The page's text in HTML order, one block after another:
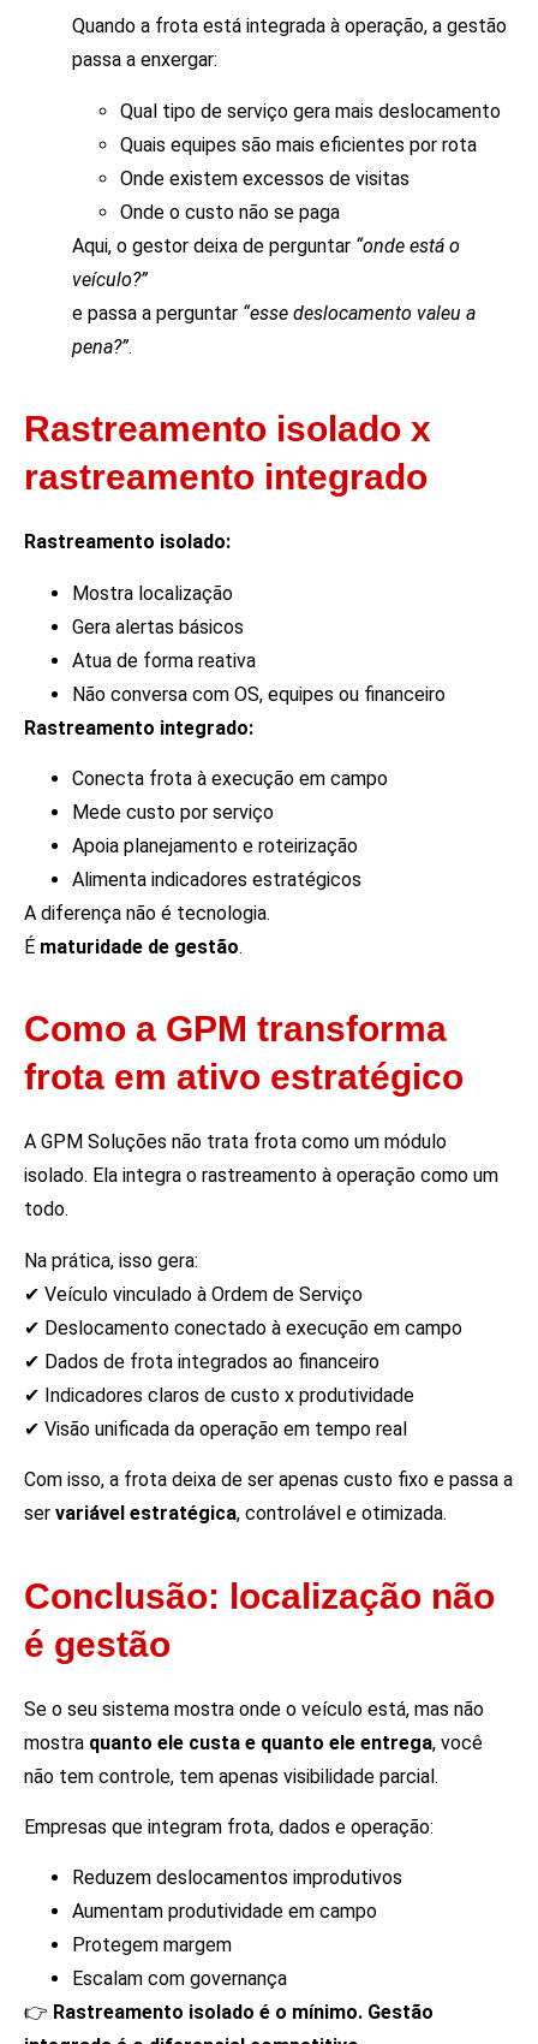
Quando a frota está integrada à operação, a gestão
passa a enxergar:
Qual tipo de serviço gera mais deslocamento
Quais equipes são mais eficientes por rota
Onde existem excessos de visitas
Onde o custo não se paga
Aqui, o gestor deixa de perguntar “onde está o
veículo?”
e passa a perguntar “esse deslocamento valeu a
pena?”.
Rastreamento isolado x
rastreamento integrado
Rastreamento isolado:
Mostra localização
Gera alertas básicos
Atua de forma reativa
Não conversa com OS, equipes ou financeiro
Rastreamento integrado:
Conecta frota à execução em campo
Mede custo por serviço
Apoia planejamento e roteirização
Alimenta indicadores estratégicos
A diferença não é tecnologia.
É maturidade de gestão.
Como a GPM transforma
frota em ativo estratégico
A GPM Soluções não trata frota como um módulo
isolado. Ela integra o rastreamento à operação como um
todo.
Na prática, isso gera:
✔ Veículo vinculado à Ordem de Serviço
✔ Deslocamento conectado à execução em campo
✔ Dados de frota integrados ao financeiro
✔ Indicadores claros de custo x produtividade
✔ Visão unificada da operação em tempo real
Com isso, a frota deixa de ser apenas custo fixo e passa a
ser variável estratégica, controlável e otimizada.
Conclusão: localização não
é gestão
Se o seu sistema mostra onde o veículo está, mas não
mostra quanto ele custa e quanto ele entrega, você
não tem controle, tem apenas visibilidade parcial.
Empresas que integram frota, dados e operação:
Reduzem deslocamentos improdutivos
Aumentam produtividade em campo
Protegem margem
Escalam com governança
👉 Rastreamento isolado é o mínimo. Gestão